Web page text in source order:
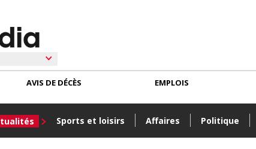
Sports et loisirs Affaires Politique
AVIS DE DÉCÈS EMPLOIS